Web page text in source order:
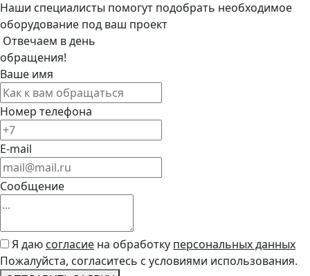
Наши специалисты помогут подобрать необходимое
оборудование под ваш проект
Отвечаем в день
обращения!
Ваше имя
Номер телефона
E-mail
Сообщение
Я даю согласие на обработку персональных данных
Пожалуйста, согласитесь с условиями использования.